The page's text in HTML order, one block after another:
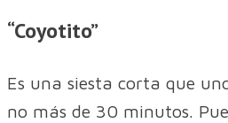
“Coyotito”
Es una siesta corta que
no más de 30 minutos.